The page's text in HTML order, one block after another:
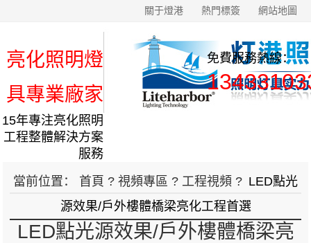
關于燈港 熱門標簽 網站地圖
亮化照明燈
具專業廠家
15年專注亮化照明
工程整體解決方案
服務
免費服務熱線：
當前位置： 首頁 ? 視頻專區 ? 工程視頻 ? LED點光
源效果/戶外樓體橋梁亮化工程首選
LED點光源效果/戶外樓體橋梁亮